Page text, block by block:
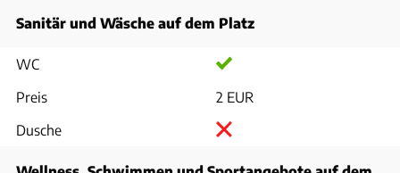
Sanitär und Wäsche auf dem Platz
WC
Preis
2 EUR
Dusche